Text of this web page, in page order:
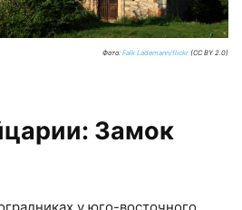
Фото: Falk Lademann/flickr (CC BY 2.0)
Замок
у юго-восточного